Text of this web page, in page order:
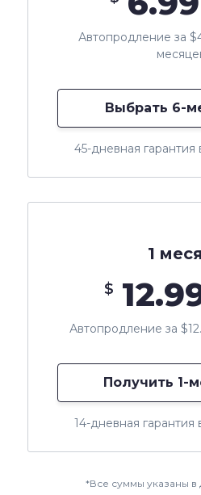
1
$
Автопродление за
Получить 1-
14-дневная гарантия
Автопродление за
Выбрать 6-
45-дневная гарантия
*Все суммы указаны